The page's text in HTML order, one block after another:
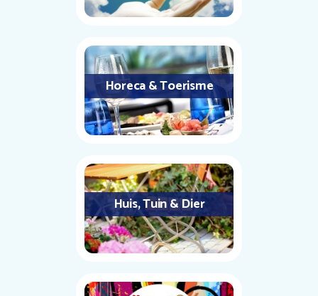
Horeca & Toerisme
Huis, Tuin & Dier